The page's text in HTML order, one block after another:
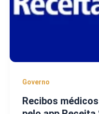
Governo
Recibos